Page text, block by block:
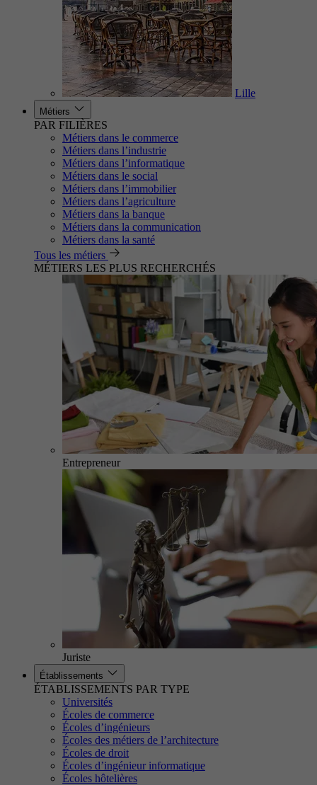
Lille
Métiers
PAR FILIÈRES
Métiers dans le commerce
Métiers dans l’industrie
Métiers dans l’informatique
Métiers dans le social
Métiers dans l’immobilier
Métiers dans l’agriculture
Métiers dans la banque
Métiers dans la communication
Métiers dans la santé
Tous les métiers
MÉTIERS LES PLUS RECHERCHÉS
Entrepreneur
Juriste
Établissements
ÉTABLISSEMENTS PAR TYPE
Universités
Écoles de commerce
Écoles d’ingénieurs
Écoles des métiers de l’architecture
Écoles de droit
Écoles d’ingénieur informatique
Écoles hôtelières